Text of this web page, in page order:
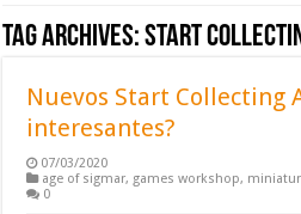
Tag Archives:start
Nuevos Start Collecting
interesantes?
07/03/2020
age of sigmar, games workshop,
0